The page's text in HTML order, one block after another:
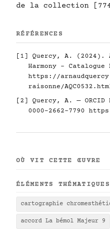
de la collection
RÉFÉRENCES
[1] Quercy, A. (2024).
Harmony - Catalogue
https://
raisonne/
[2] Quercy, A. — ORCID
0000-2662-7790
OÙ VIT CETTE ŒUVRE
ÉLÉMENTS THÉMATIQUES
cartographie
accord La bémol Majeur 9